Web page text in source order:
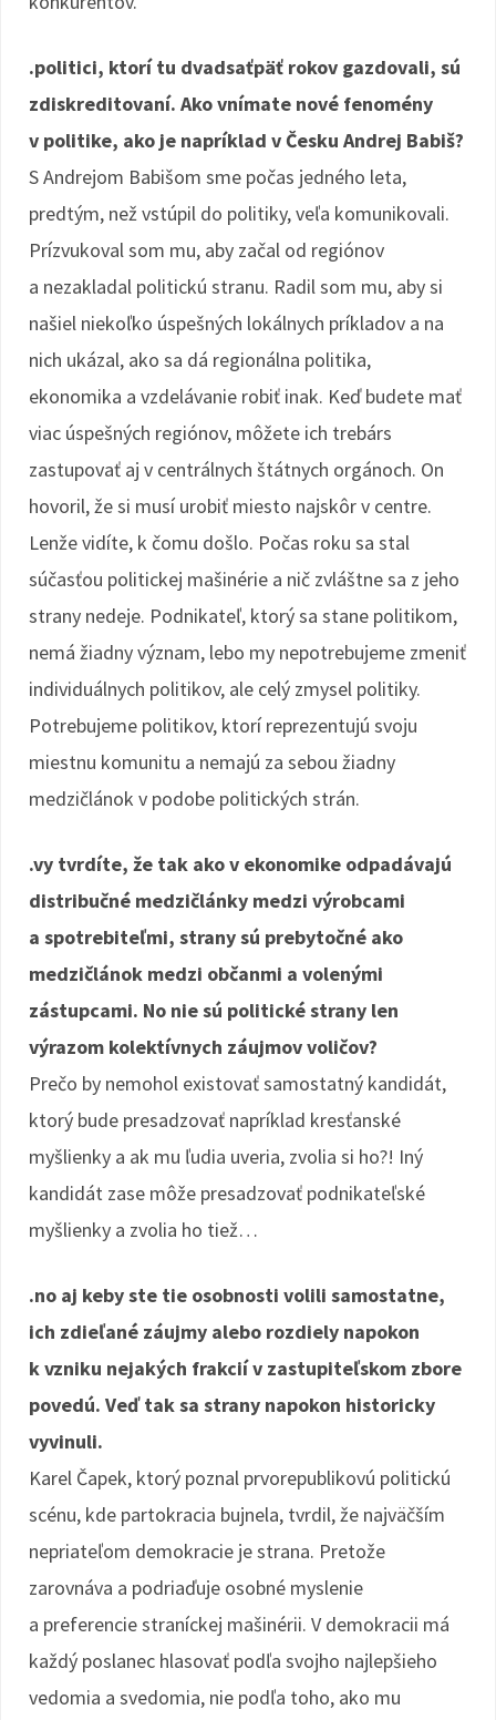
.politici, ktorí tu dvadsaťpäť rokov gazdovali, sú
zdiskreditovaní. Ako vnímate nové fenomény
v politike, ako je napríklad v Česku Andrej Babiš?
S Andrejom Babišom sme počas jedného leta,
predtým, než vstúpil do politiky, veľa komunikovali.
Prízvukoval som mu, aby začal od regiónov
a nezakladal politickú stranu. Radil som mu, aby si
našiel niekoľko úspešných lokálnych príkladov a na
nich ukázal, ako sa dá regionálna politika,
ekonomika a vzdelávanie robiť inak. Keď budete mať
viac úspešných regiónov, môžete ich trebárs
zastupovať aj v centrálnych štátnych orgánoch. On
hovoril, že si musí urobiť miesto najskôr v centre.
Lenže vidíte, k čomu došlo. Počas roku sa stal
súčasťou politickej mašinérie a nič zvláštne sa z jeho
strany nedeje. Podnikateľ, ktorý sa stane politikom,
nemá žiadny význam, lebo my nepotrebujeme zmeniť
individuálnych politikov, ale celý zmysel politiky.
Potrebujeme politikov, ktorí reprezentujú svoju
miestnu komunitu a nemajú za sebou žiadny
medzičlánok v podobe politických strán.
.vy tvrdíte, že tak ako v ekonomike odpadávajú
distribučné medzičlánky medzi výrobcami
a spotrebiteľmi, strany sú prebytočné ako
medzičlánok medzi občanmi a volenými
zástupcami. No nie sú politické strany len
výrazom kolektívnych záujmov voličov?
Prečo by nemohol existovať samostatný kandidát,
ktorý bude presadzovať napríklad kresťanské
myšlienky a ak mu ľudia uveria, zvolia si ho?! Iný
kandidát zase môže presadzovať podnikateľské
myšlienky a zvolia ho tiež…
.no aj keby ste tie osobnosti volili samostatne,
ich zdieľané záujmy alebo rozdiely napokon
k vzniku nejakých frakcií v zastupiteľskom zbore
povedú. Veď tak sa strany napokon historicky
vyvinuli.
Karel Čapek, ktorý poznal prvorepublikovú politickú
scénu, kde partokracia bujnela, tvrdil, že najväčším
nepriateľom demokracie je strana. Pretože
zarovnáva a podriaďuje osobné myslenie
a preferencie straníckej mašinérii. V demokracii má
každý poslanec hlasovať podľa svojho najlepšieho
vedomia a svedomia, nie podľa toho, ako mu